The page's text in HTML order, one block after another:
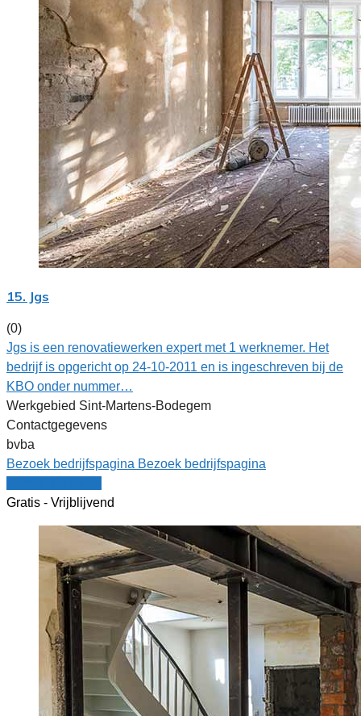
15. Jgs
(0)
Jgs is een renovatiewerken expert met 1 werknemer. Het
bedrijf is opgericht op 24-10-2011 en is ingeschreven bij de
KBO onder nummer…
Werkgebied Sint-Martens-Bodegem
Contactgegevens
bvba
Bezoek bedrijfspagina Bezoek bedrijfspagina
Gratis - Vrijblijvend